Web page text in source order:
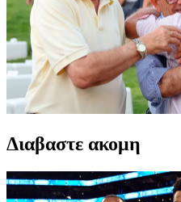
Διαβαστε ακομη